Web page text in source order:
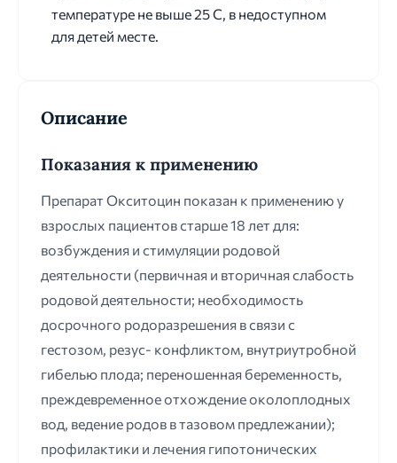
температуре не выше 25 С, в недоступном
для детей месте.
Описание
Показания к применению
Препарат Окситоцин показан к применению у
взрослых пациентов старше 18 лет для:
возбуждения и стимуляции родовой
деятельности (первичная и вторичная слабость
родовой деятельности; необходимость
досрочного родоразрешения в связи с
гестозом, резус- конфликтом, внутриутробной
гибелью плода; переношенная беременность,
преждевременное отхождение околоплодных
вод, ведение родов в тазовом предлежании);
профилактики и лечения гипотонических